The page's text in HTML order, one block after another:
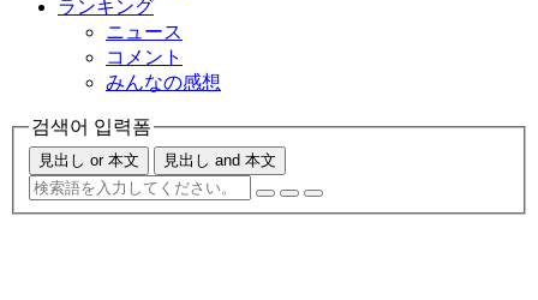
ランキング
ニュース
コメント
みんなの感想
검색어 입력폼
見出し or 本文 見出し and 本文